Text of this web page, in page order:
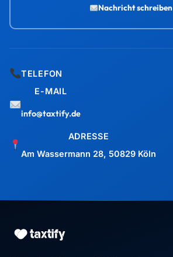
Nachricht schreiben
TELEFON
E-MAIL
info@taxtify.de
ADRESSE
Am Wassermann 28, 50829 Köln